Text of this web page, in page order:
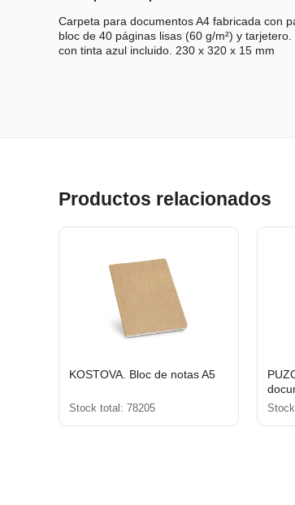
Carpeta para documentos A4 fabricada con
bloc de 40 páginas lisas (60 g/m²) y
con tinta azul incluido. 230 x 320 x 15 mm
Productos relacionados
KOSTOVA. Bloc de notas A5
Stock total: 78205
g/m²)